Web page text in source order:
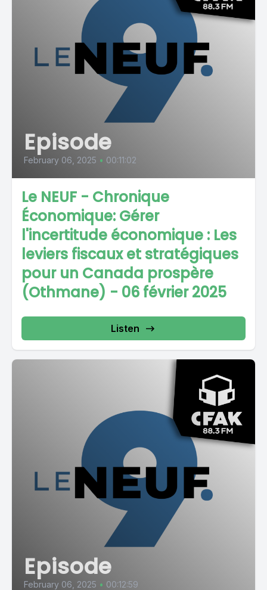
Episode
February 06, 2025 • 00:11:02
Le NEUF - Chronique
Économique: Gérer
l'incertitude économique : Les
leviers fiscaux et stratégiques
pour un Canada prospère
(Othmane) - 06 février 2025
Listen
Episode
February 06, 2025 • 00:12:59